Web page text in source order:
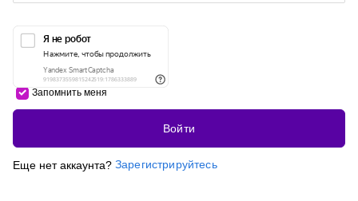
Запомнить меня
Войти
Еще нет аккаунта? Зарегистрируйтесь